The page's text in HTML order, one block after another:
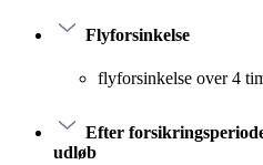
Flyforsinkelse
flyforsinkelse over 4
Efter
udløb